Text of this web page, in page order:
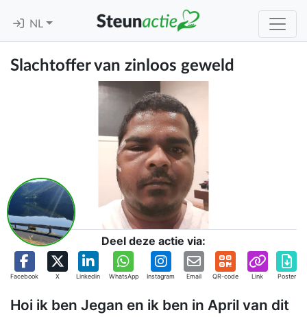
NL
Slachtoffer van zinloos geweld
Deel deze actie via:
Facebook X Linkedin WhatsApp Instagram Email QR-code Link Poster
Hoi ik ben Jegan en ik ben in April van dit